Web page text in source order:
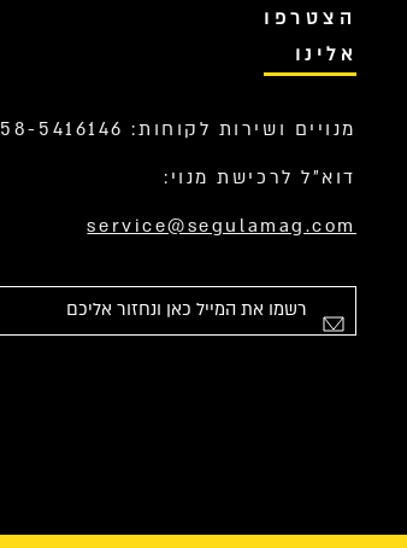
הצטרפו
אלינו
מנויים ושירות לקוחות: 058-5416146
דוא”ל לרכישת מנוי:
service@segulamag.com